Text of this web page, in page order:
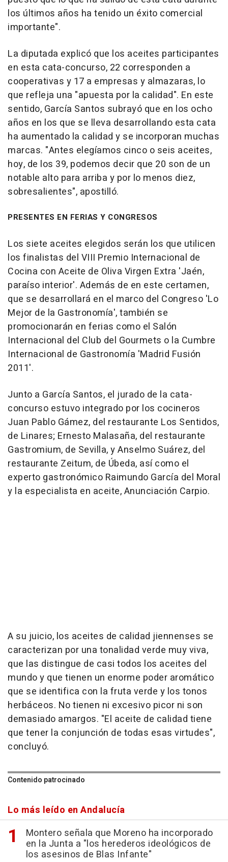
los últimos años ha tenido un éxito comercial
importante".
La diputada explicó que los aceites participantes
en esta cata-concurso, 22 corresponden a
cooperativas y 17 a empresas y almazaras, lo
que refleja una "apuesta por la calidad". En este
sentido, García Santos subrayó que en los ocho
años en los que se lleva desarrollando esta cata
ha aumentado la calidad y se incorporan muchas
marcas. "Antes elegíamos cinco o seis aceites,
hoy, de los 39, podemos decir que 20 son de un
notable alto para arriba y por lo menos diez,
sobresalientes", apostilló.
PRESENTES EN FERIAS Y CONGRESOS
Los siete aceites elegidos serán los que utilicen
los finalistas del VIII Premio Internacional de
Cocina con Aceite de Oliva Virgen Extra 'Jaén,
paraíso interior'. Además de en este certamen,
que se desarrollará en el marco del Congreso 'Lo
Mejor de la Gastronomía', también se
promocionarán en ferias como el Salón
Internacional del Club del Gourmets o la Cumbre
Internacional de Gastronomía 'Madrid Fusión
2011'.
Junto a García Santos, el jurado de la cata-
concurso estuvo integrado por los cocineros
Juan Pablo Gámez, del restaurante Los Sentidos,
de Linares; Ernesto Malasaña, del restaurante
Gastromium, de Sevilla, y Anselmo Suárez, del
restaurante Zeitum, de Úbeda, así como el
experto gastronómico Raimundo García del Moral
y la especialista en aceite, Anunciación Carpio.
A su juicio, los aceites de calidad jiennenses se
caracterizan por una tonalidad verde muy viva,
que las distingue de casi todos los aceites del
mundo y que tienen un enorme poder aromático
que se identifica con la fruta verde y los tonos
herbáceos. No tienen ni excesivo picor ni son
demasiado amargos. "El aceite de calidad tiene
que tener la conjunción de todas esas virtudes",
concluyó.
Contenido patrocinado
Lo más leído en Andalucía
Montero señala que Moreno ha incorporado
en la Junta a "los herederos ideológicos de
los asesinos de Blas Infante"